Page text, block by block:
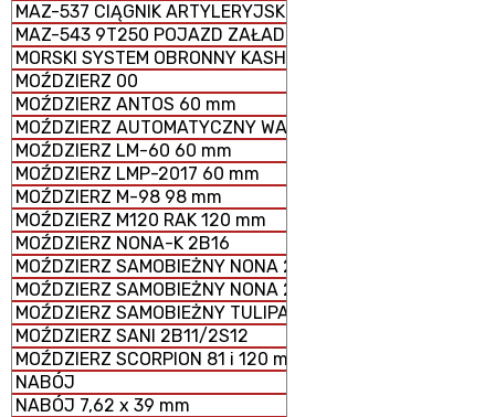
MAZ-537 CIĄGNIK ARTYLERYJSKI
MAZ-543 9T250 POJAZD ZAŁADOWCZY
MORSKI SYSTEM OBRONNY KASHTAN
MOŹDZIERZ 00
MOŹDZIERZ ANTOS 60 mm
MOŹDZIERZ AUTOMATYCZNY WASILOK 2B9
MOŹDZIERZ LM-60 60 mm
MOŹDZIERZ LMP-2017 60 mm
MOŹDZIERZ M-98 98 mm
MOŹDZIERZ M120 RAK 120 mm
MOŹDZIERZ NONA-K 2B16
MOŹDZIERZ SAMOBIEŻNY NONA 2S23-SWK
MOŹDZIERZ SAMOBIEŻNY NONA 2S9
MOŹDZIERZ SAMOBIEŻNY TULIPAN 2S4
MOŹDZIERZ SANI 2B11/2S12
MOŹDZIERZ SCORPION 81 i 120 mm MODUŁOWY SYSTEM
NABÓJ
NABÓJ 7,62 x 39 mm